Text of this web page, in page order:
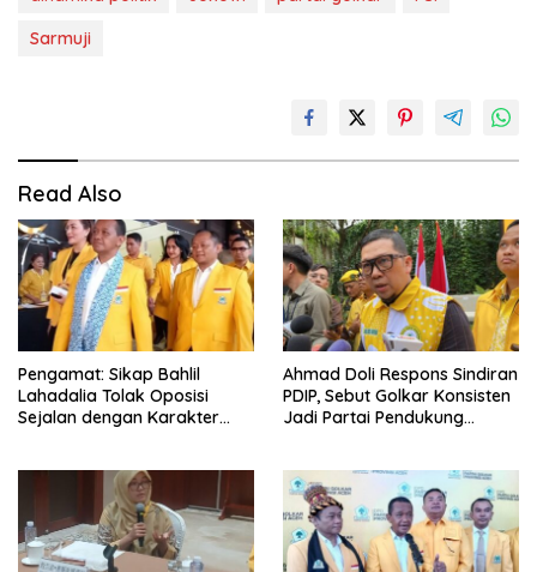
Sarmuji
Read Also
Pengamat: Sikap Bahlil
Lahadalia Tolak Oposisi
Sejalan dengan Karakter
Ahmad Doli Respons Sindiran
PDIP, Sebut Golkar Konsisten
Jadi Partai Pendukung